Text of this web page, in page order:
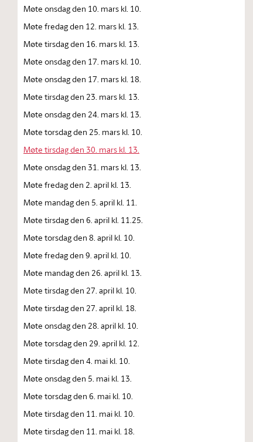
Møte onsdag den 10. mars kl. 10.
Møte fredag den 12. mars kl. 13.
Møte tirsdag den 16. mars kl. 13.
Møte onsdag den 17. mars kl. 10.
Møte onsdag den 17. mars kl. 18.
Møte tirsdag den 23. mars kl. 13.
Møte onsdag den 24. mars kl. 13.
Møte torsdag den 25. mars kl. 10.
Møte tirsdag den 30. mars kl. 13.
Møte onsdag den 31. mars kl. 13.
Møte fredag den 2. april kl. 13.
Møte mandag den 5. april kl. 11.
Møte tirsdag den 6. april kl. 11.25.
Møte torsdag den 8. april kl. 10.
Møte fredag den 9. april kl. 10.
Møte mandag den 26. april kl. 13.
Møte tirsdag den 27. april kl. 10.
Møte tirsdag den 27. april kl. 18.
Møte onsdag den 28. april kl. 10.
Møte torsdag den 29. april kl. 12.
Møte tirsdag den 4. mai kl. 10.
Møte onsdag den 5. mai kl. 13.
Møte torsdag den 6. mai kl. 10.
Møte tirsdag den 11. mai kl. 10.
Møte tirsdag den 11. mai kl. 18.